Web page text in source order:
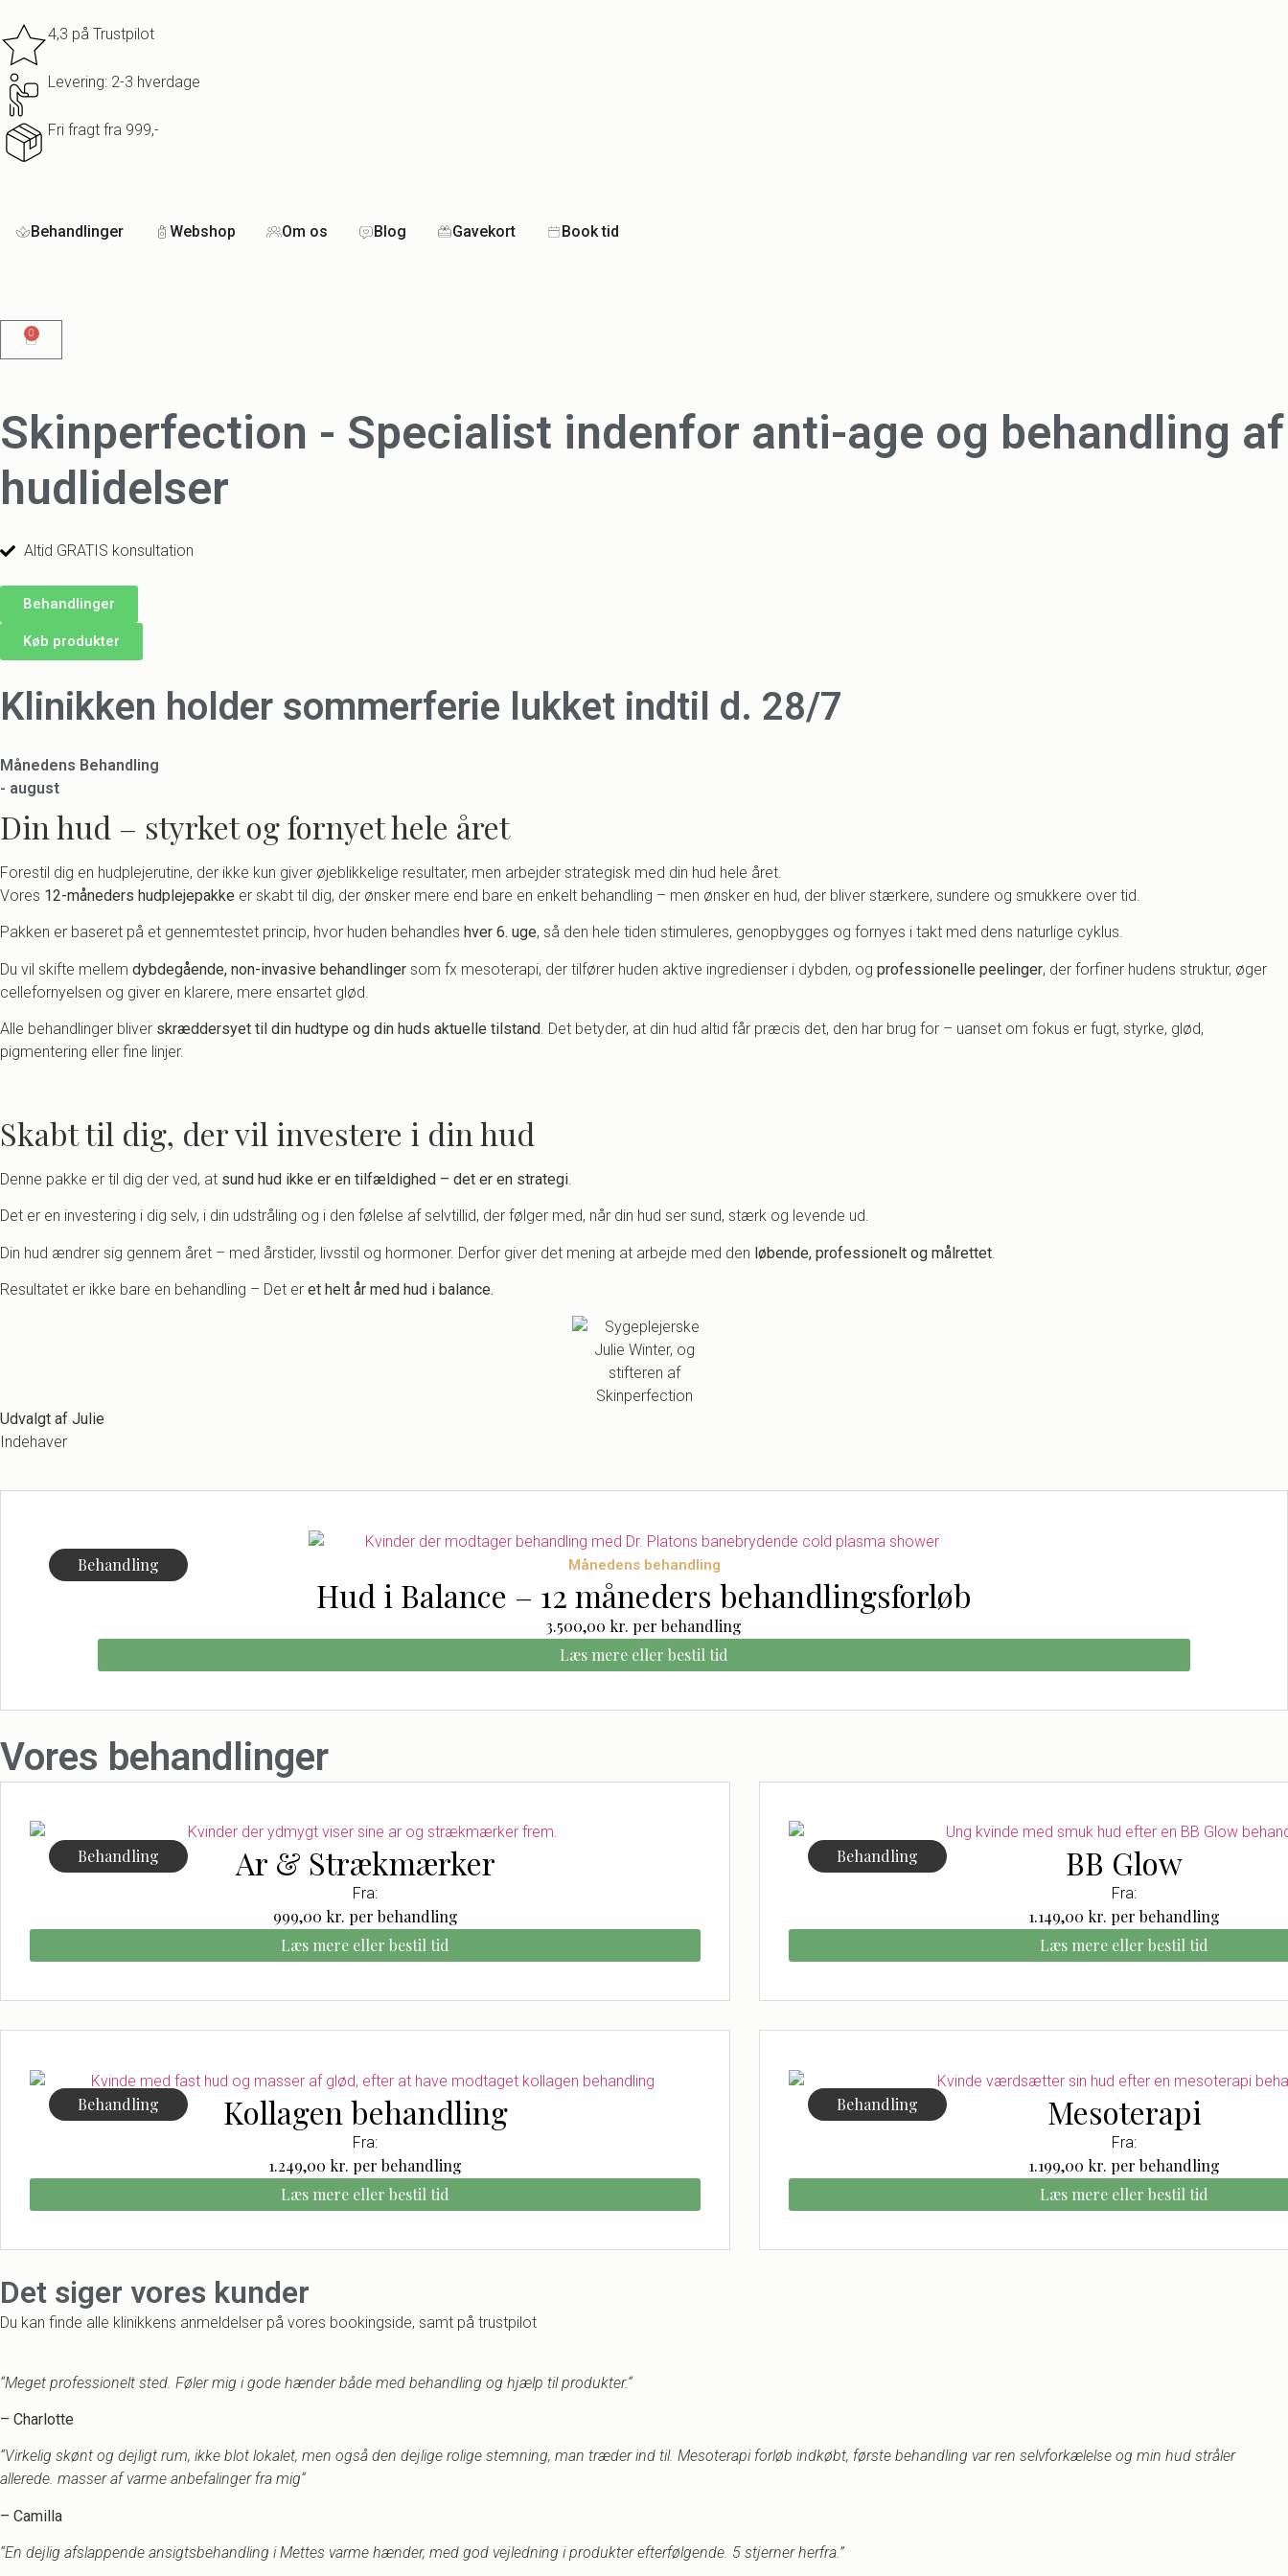
4,3 på Trustpilot
Levering: 2-3 hverdage
Fri fragt fra 999,-
Behandlinger Webshop Om os Blog Gavekort Book tid
0
Skinperfection - Specialist indenfor anti-age og behandling af
hudlidelser
Altid GRATIS konsultation
Behandlinger
Køb produkter
Klinikken holder sommerferie lukket indtil d. 28/7
Månedens Behandling
- august
Din hud – styrket og fornyet hele året
Forestil dig en hudplejerutine, der ikke kun giver øjeblikkelige resultater, men arbejder strategisk med din hud hele året.
Vores 12-måneders hudplejepakke er skabt til dig, der ønsker mere end bare en enkelt behandling – men ønsker en hud, der bliver stærkere, sundere og smukkere over tid.
Pakken er baseret på et gennemtestet princip, hvor huden behandles hver 6. uge, så den hele tiden stimuleres, genopbygges og fornyes i takt med dens naturlige cyklus.
Du vil skifte mellem dybdegående, non-invasive behandlinger som fx mesoterapi, der tilfører huden aktive ingredienser i dybden, og professionelle peelinger, der forfiner hudens struktur, øger
cellefornyelsen og giver en klarere, mere ensartet glød.
Alle behandlinger bliver skræddersyet til din hudtype og din huds aktuelle tilstand. Det betyder, at din hud altid får præcis det, den har brug for – uanset om fokus er fugt, styrke, glød,
pigmentering eller fine linjer.
Skabt til dig, der vil investere i din hud
Denne pakke er til dig der ved, at sund hud ikke er en tilfældighed – det er en strategi.
Det er en investering i dig selv, i din udstråling og i den følelse af selvtillid, der følger med, når din hud ser sund, stærk og levende ud.
Din hud ændrer sig gennem året – med årstider, livsstil og hormoner. Derfor giver det mening at arbejde med den løbende, professionelt og målrettet
Resultatet er ikke bare en behandling – Det er et helt år med hud i balance.
Udvalgt af Julie
Indehaver
Behandling Månedens behandling
Hud i Balance – 12 måneders behandlingsforløb
3.500,00 kr. per behandling
Læs mere eller bestil tid
Vores behandlinger
Behandling Ar & Strækmærker
Fra:
999,00 kr. per behandling
Læs mere eller bestil tid
Behandling BB Glow
Fra:
1.149,00 kr. per behandling
Læs mere eller bestil tid
Behandling Kollagen behandling
Fra:
1.249,00 kr. per behandling
Læs mere eller bestil tid
Behandling Mesoterapi
Fra:
1.199,00 kr. per behandling
Læs mere eller bestil tid
Det siger vores kunder
Du kan finde alle klinikkens anmeldelser på vores bookingside, samt på trustpilot
“Meget professionelt sted. Føler mig i gode hænder både med behandling og hjælp til produkter.“
– Charlotte
“Virkelig skønt og dejligt rum, ikke blot lokalet, men også den dejlige rolige stemning, man træder ind til. Mesoterapi forløb indkøbt, første behandling var ren selvforkælelse og min hud stråler
allerede. masser af varme anbefalinger fra mig“
– Camilla
“En dejlig afslappende ansigtsbehandling i Mettes varme hænder, med god vejledning i produkter efterfølgende. 5 stjerner herfra.”